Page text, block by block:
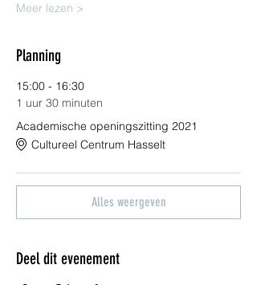
Meer lezen >
Planning
15:00 - 16:30
1 uur 30 minuten
Academische openingszitting 2021
Cultureel Centrum Hasselt
Alles weergeven
Deel dit evenement